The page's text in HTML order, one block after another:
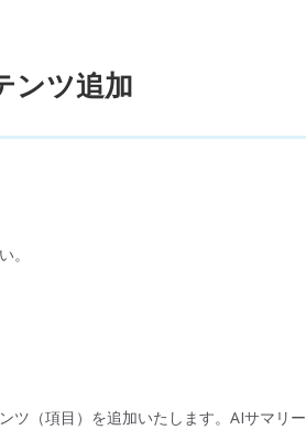
ンツ追加
。
ツ（項目）を追加いたします。AIサマリー